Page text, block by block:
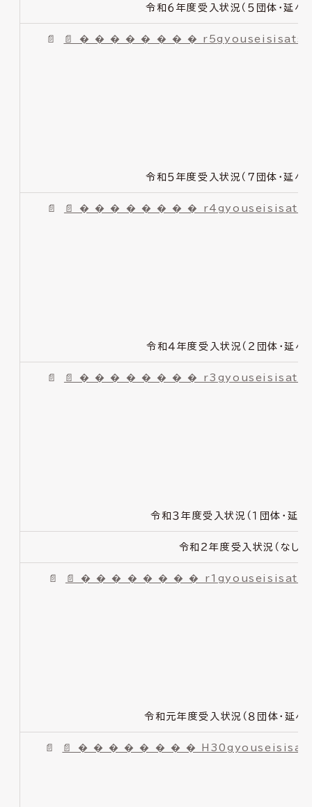
令和６年度受入状況（５団体・延べ
📄 � � � � � � � �
令和５年度受入状況（７団体・延べ
📄 � � � � � � � �
令和４年度受入状況（２団体・延べ
📄 � � � � � � � �
令和３年度受入状況（１団体・延べ
令和２年度受入状況（なし）
📄 � � � � � � � �
令和元年度受入状況（８団体・延べ
📄 � � � � � � � �